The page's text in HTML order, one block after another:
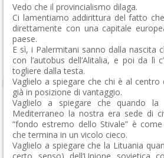
Vedo che il provincialismo dilaga.
Ci lamentiamo addirittura del fatto
direttamente con una capitale
paese.
E sì, i Palermitani sanno dalla nascita
con l’autobus dell’Alitalia, e poi da lì
togliere dalla testa.
Vaglielo a spiegare che chi è al
già in posizione di vantaggio.
Vaglielo a spiegare che quando
Mediterraneo la nostra era sede di
“fondo estremo dello Stivale” è
che termina in un vicolo cieco.
Vaglielo a spiegare che la Lituania